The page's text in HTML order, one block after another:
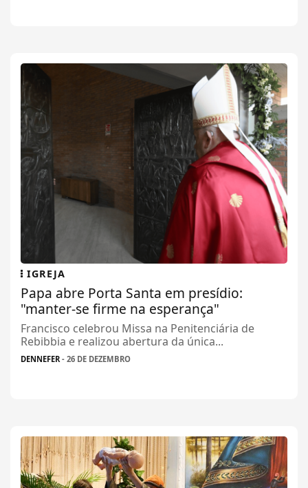
IGREJA
Papa abre Porta Santa em presídio:
"manter-se firme na esperança"
Francisco celebrou Missa na Penitenciária de
Rebibbia e realizou abertura da única...
DENNEFER- 26 DE DEZEMBRO